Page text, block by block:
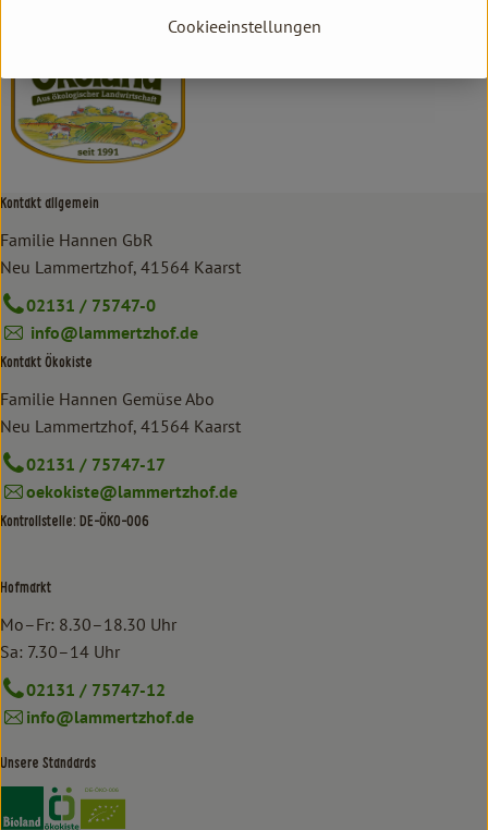
Kontakt allgemein
Familie Hannen GbR
Neu Lammertzhof, 41564 Kaarst
02131 / 75747-0
info@lammertzhof.de
Kontakt Ökokiste
Familie Hannen Gemüse Abo
Neu Lammertzhof, 41564 Kaarst
02131 / 75747-17
oekokiste@lammertzhof.de
Kontrollstelle: DE-ÖKO-006
Hofmarkt
Mo–Fr: 8.30–18.30 Uhr
Sa: 7.30–14 Uhr
02131 / 75747-12
info@lammertzhof.de
Unsere Standards
Externer Link zu https://www.bioland.de/verbraucher
Externer Link zu https://www.oekokiste.de/
Cookieeinstellungen